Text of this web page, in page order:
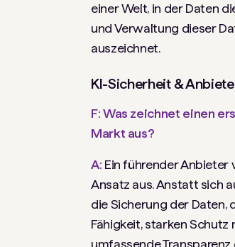
einer Welt, in der Daten
und Verwaltung dieser
auszeichnet.
KI-Sicherheit &
F: Was zeichnet einen
Markt aus?
A: Ein führender
Ansatz aus. Anstatt sich
die Sicherung der Daten,
Fähigkeit, starken
umfassende